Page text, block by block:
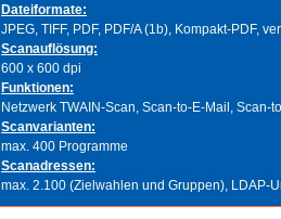
Dateiformate:
JPEG, TIFF, PDF, PDF/A (1b), Kompakt-PDF,
Scanauflösung:
600 x 600 dpi
Funktionen:
Netzwerk TWAIN-Scan, Scan-to-E-Mail, Scan-
Scanvarianten:
max. 400 Programme
Scanadressen:
max. 2.100 (Zielwahlen und Gruppen), LDAP-